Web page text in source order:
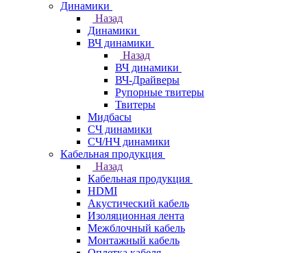
Динамики
Назад
Динамики
ВЧ динамики
Назад
ВЧ динамики
ВЧ-Драйверы
Рупорные твитеры
Твитеры
Мидбасы
СЧ динамики
СЧ/НЧ динамики
Кабельная продукция
Назад
Кабельная продукция
HDMI
Акустический кабель
Изоляционная лента
Межблочный кабель
Монтажный кабель